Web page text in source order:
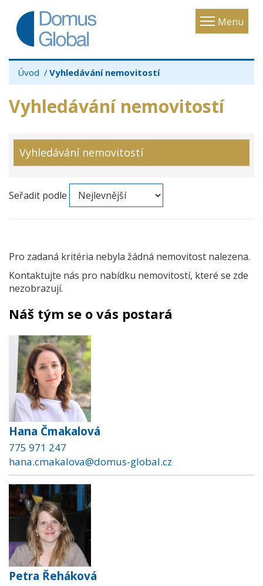
Menu
Toggle
Úvod Vyhledávání nemovitostí
Vyhledávání nemovitostí
Vyhledávání nemovitostí
Seřadit podle
Pro zadaná kritéria nebyla žádná nemovitost nalezena.
Kontaktujte nás pro nabídku nemovitostí, které se zde
nezobrazují.
Náš tým se o vás postará
Hana Čmakalová
775 971 247
hana.cmakalova@domus-global.cz
Petra Řeháková